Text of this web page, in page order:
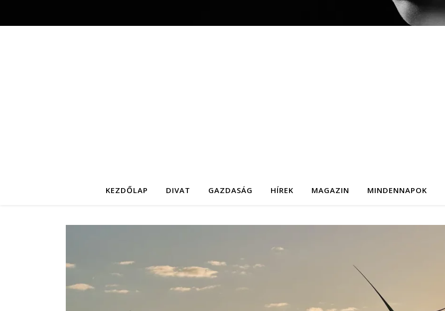
KEZDŐLAP DIVAT GAZDASÁG HÍREK MAGAZIN MINDENNAPOK